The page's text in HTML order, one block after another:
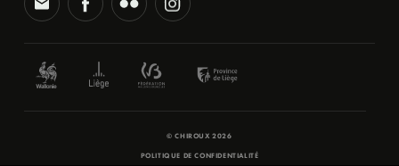
© CHIROUX 2026
POLITIQUE DE CONFIDENTIALITÉ